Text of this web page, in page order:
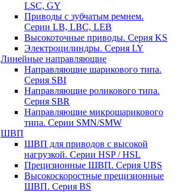
LSC, GY
Приводы с зубчатым ремнем.
Серии LB, LBC, LEB
Высокоточные приводы. Серия KS
Электроцилиндры. Серия LY
Линейные направляющие
Направляющие шарикового типа.
Серия SBI
Направляющие роликового типа.
Серия SBR
Направляющие микрошарикового
типа. Серии SMN/SMW
ШВП
ШВП для приводов с высокой
нагрузкой. Серии HSP / HSL
Прецизионные ШВП. Серия UBS
Высокоскоростные прецизионные
ШВП. Серия BS